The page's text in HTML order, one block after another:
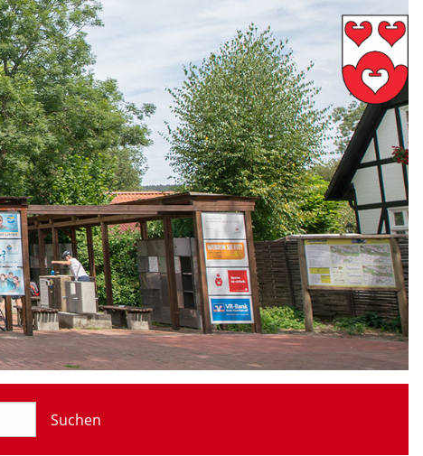
Suchen